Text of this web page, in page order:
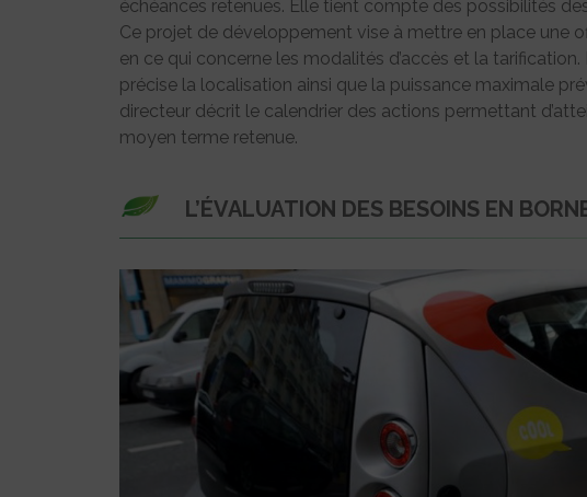
échéances retenues. Elle tient compte des possibilités
Ce projet de développement vise à mettre en place une
en ce qui concerne les modalités d’accès et la
précise la localisation ainsi que la puissance maximale
directeur décrit le calendrier des actions permettant
moyen terme retenue.
L’ÉVALUATION DES BESOINS EN